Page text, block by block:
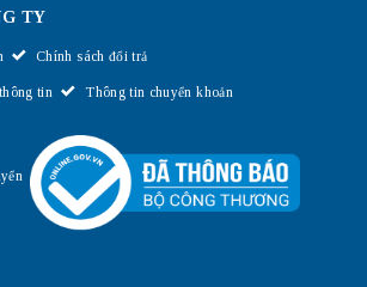
TY
Chính sách đổi trả
tin Thông tin chuyển khoản